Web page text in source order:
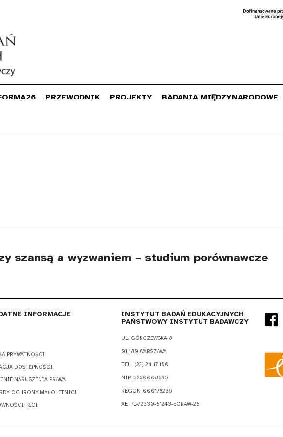
PRZEWODNIK PROJEKTY BADANIA MIĘDZYNARODOWE
szansą a wyzwaniem – studium porównawcze
INFORMACJE
PRYWATNOŚCI
DOSTĘPNOŚCI
NARUSZENIA PRAWA
OCHRONY MAŁOLETNICH
PŁCI
INSTYTUT BADAŃ EDUKACYJNYCH
PAŃSTWOWY INSTYTUT BADAWCZY
UL. GÓRCZEWSKA 8
01-180 WARSZAWA
TEL.: (22) 24-17-100
NIP: 5250008695
REGON: 000178235
AE: PL-72330-81243-EGRAW-28